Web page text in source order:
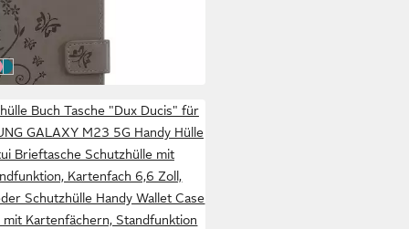
€ UVP20,99 €
bei dir
GRAU
TÜRKIS
ROSA
BLAU
Buch Tasche "Dux Ducis" für
GALAXY M23 5G Handy Hülle
Brieftasche Schutzhülle mit
Kartenfach 6,6 Zoll,
Schutzhülle Handy Wallet Case
mit Kartenfächern, Standfunktion